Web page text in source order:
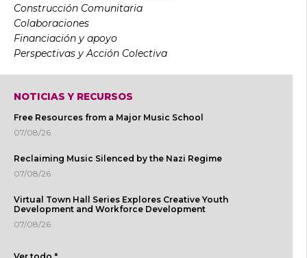
Construcción Comunitaria
Colaboraciones
Financiación y apoyo
Perspectivas y Acción Colectiva
NOTICIAS Y RECURSOS
Free Resources from a Major Music School
07/08/26
Reclaiming Music Silenced by the Nazi Regime
07/08/26
Virtual Town Hall Series Explores Creative Youth
Development and Workforce Development
07/08/26